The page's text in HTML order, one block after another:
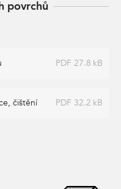
povrchů
PDF 27.8 kB
čištění PDF 32.2 kB